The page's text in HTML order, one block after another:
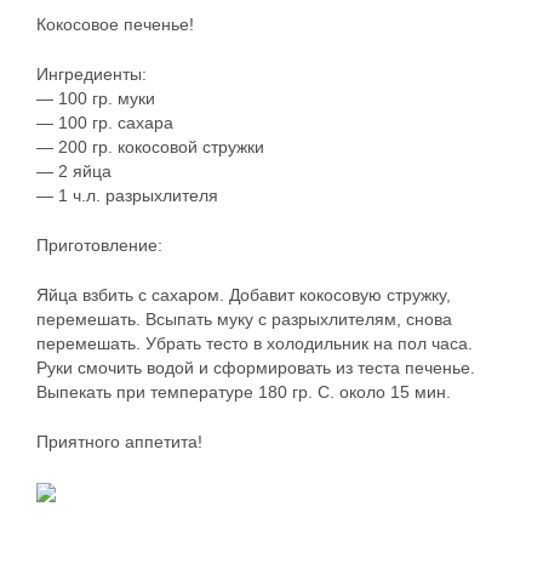
Кокосовое печенье!
Ингредиенты:
— 100 гр. муки
— 100 гр. сахара
— 200 гр. кокосовой стружки
— 2 яйца
— 1 ч.л. разрыхлителя
Приготовление:
Яйца взбить с сахаром. Добавит кокосовую стружку,
перемешать. Всыпать муку с разрыхлителям, снова
перемешать. Убрать тесто в холодильник на пол часа.
Руки смочить водой и сформировать из теста печенье.
Выпекать при температуре 180 гр. С. около 15 мин.
Приятного аппетита!